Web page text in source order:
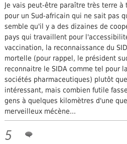
Je vais peut-être paraître très terre à
pour un Sud-africain qui ne sait pas
semble qu'il y a des dizaines de
pays qui travaillent pour
vaccination, la reconnaissance du
mortelle (pour rappel, le président
reconnaitre le SIDA comme tel pour
sociétés pharmaceutiques) plutôt
intéressant, mais combien futile
gens à quelques kilomètres d'une
merveilleux mécène...
5